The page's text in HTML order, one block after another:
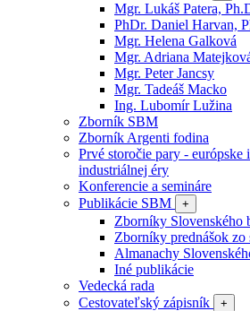
Mgr. Lukáš Patera,
PhDr. Daniel Harvan,
Mgr. Helena Galková
Mgr. Adriana
Mgr. Peter Jancsy
Mgr. Tadeáš Macko
Ing. Lubomír Lužina
Zborník SBM
Zborník Argenti fodina
Prvé storočie pary - európske
industriálnej éry
Konferencie a semináre
Publikácie SBM
+
Zborníky Slovenského
Zborníky prednášok
Almanachy
Iné publikácie
Vedecká rada
Cestovateľský zápisník
+